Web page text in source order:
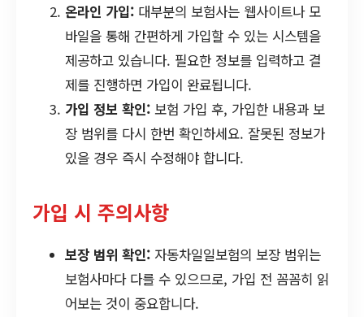
온라인 가입: 대부분의 보험사는 웹사이트나 모
바일을 통해 간편하게 가입할 수 있는 시스템을
제공하고 있습니다. 필요한 정보를 입력하고 결
제를 진행하면 가입이 완료됩니다.
가입 정보 확인: 보험 가입 후, 가입한 내용과 보
장 범위를 다시 한번 확인하세요. 잘못된 정보가
있을 경우 즉시 수정해야 합니다.
가입 시 주의사항
보장 범위 확인: 자동차일일보험의 보장 범위는
보험사마다 다를 수 있으므로, 가입 전 꼼꼼히 읽
어보는 것이 중요합니다.